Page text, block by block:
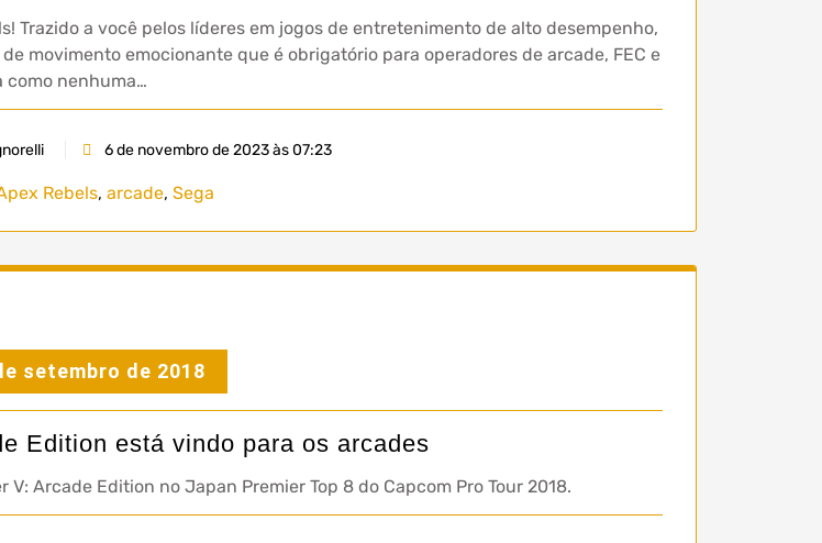
Trazido a você pelos líderes em jogos de entretenimento de alto desempenho,
movimento emocionante que é obrigatório para operadores de arcade, FEC e
nenhuma…
6 de novembro de 2023 às 07:23
Rebels, arcade, Sega
setembro de 2018
Edition está vindo para os arcades
Arcade Edition no Japan Premier Top 8 do Capcom Pro Tour 2018.